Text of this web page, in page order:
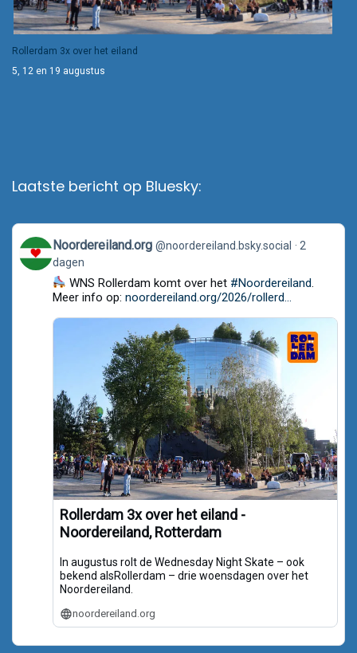
Rollerdam 3x over het eiland
5, 12 en 19 augustus
Laatste bericht op Bluesky:
View
post
by
Noordereiland.org
Bluesky
Noordereiland.org @noordereiland.bsky.social
2
dagen
WNS Rollerdam komt over het #Noordereiland
Meer info op: noordereiland.org/2026/rollerd...
Rollerdam 3x over het eiland -
Noordereiland, Rotterdam
In augustus rolt de Wednesday Night Skate – ook
bekend alsRollerdam – drie woensdagen over het
Noordereiland.
noordereiland.org